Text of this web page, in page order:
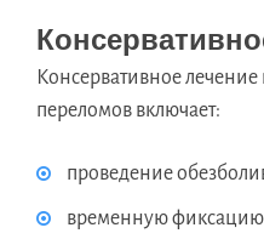
Консервативное
переломов включает:
проведение
временную